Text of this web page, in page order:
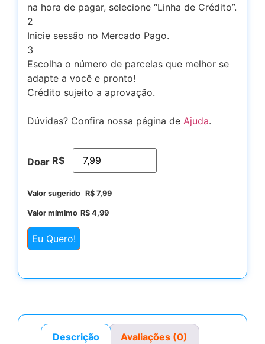
na hora de pagar, selecione “Linha de Crédito”.
2
Inicie sessão no Mercado Pago.
3
Escolha o número de parcelas que melhor se
adapte a você e pronto!
Crédito sujeito a aprovação.
Dúvidas? Confira nossa página de Ajuda.
Doar R$
Valor sugerido R$ 7,99
Valor mímimo R$ 4,99
Eu Quero!
Descrição Avaliações (0)